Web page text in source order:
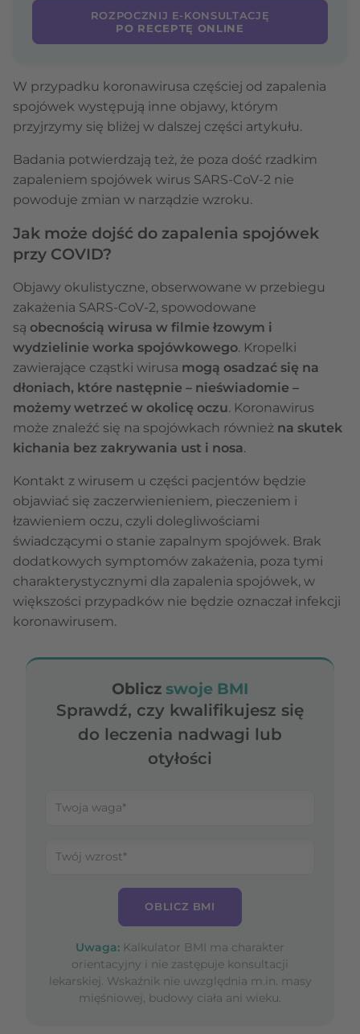
ROZPOCZNIJ E-KONSULTACJĘ
PO RECEPTĘ ONLINE
W przypadku koronawirusa częściej od zapalenia
spojówek występują inne objawy, którym
przyjrzymy się bliżej w dalszej części artykułu.
Badania potwierdzają też, że poza dość rzadkim
zapaleniem spojówek wirus SARS-CoV-2 nie
powoduje zmian w narządzie wzroku.
Jak może dojść do zapalenia spojówek
przy COVID?
Objawy okulistyczne, obserwowane w przebiegu
zakażenia SARS-CoV-2, spowodowane
są obecnością wirusa w filmie łzowym i
wydzielinie worka spojówkowego. Kropelki
zawierające cząstki wirusa mogą osadzać się na
dłoniach, które następnie – nieświadomie –
możemy wetrzeć w okolicę oczu. Koronawirus
może znaleźć się na spojówkach również na skutek
kichania bez zakrywania ust i nosa.
Kontakt z wirusem u części pacjentów będzie
objawiać się zaczerwienieniem, pieczeniem i
łzawieniem oczu, czyli dolegliwościami
świadczącymi o stanie zapalnym spojówek. Brak
dodatkowych symptomów zakażenia, poza tymi
charakterystycznymi dla zapalenia spojówek, w
większości przypadków nie będzie oznaczał infekcji
koronawirusem.
Oblicz swoje BMI
Sprawdź, czy kwalifikujesz się
do leczenia nadwagi lub
otyłości
OBLICZ BMI
Uwaga: Kalkulator BMI ma charakter
orientacyjny i nie zastępuje konsultacji
lekarskiej. Wskaźnik nie uwzględnia m.in. masy
mięśniowej, budowy ciała ani wieku.